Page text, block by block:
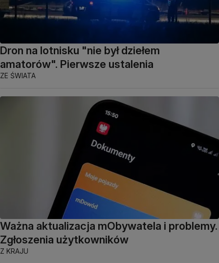
Dron na lotnisku "nie był dziełem
amatorów". Pierwsze ustalenia
ZE ŚWIATA
Ważna aktualizacja mObywatela i problemy.
Zgłoszenia użytkowników
Z KRAJU